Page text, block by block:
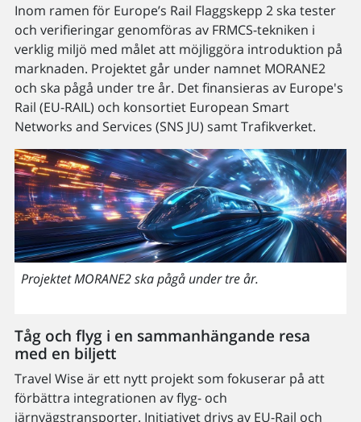
Inom ramen för Europe’s Rail Flaggskepp 2 ska tester
och verifieringar genomföras av FRMCS-tekniken i
verklig miljö med målet att möjliggöra introduktion på
marknaden. Projektet går under namnet MORANE2
och ska pågå under tre år. Det finansieras av Europe's
Rail (EU-RAIL) och konsortiet European Smart
Networks and Services (SNS JU) samt Trafikverket.
Projektet MORANE2 ska pågå under tre år.
Tåg och flyg i en sammanhängande resa
med en biljett
Travel Wise är ett nytt projekt som fokuserar på att
förbättra integrationen av flyg- och
järnvägstransporter. Initiativet drivs av EU-Rail och